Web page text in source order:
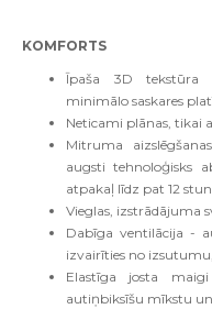
KOMFORTS
Īpaša 3D tekstūra
minimālo saskares
Neticami plānas, tikai
Mitruma
augsti tehnoloģisks
atpakaļ līdz pat 12
Vieglas, izstrādājuma
Dabīga ventilācija -
izvairīties no
Elastīga josta
autiņbiksīšu mīkstu